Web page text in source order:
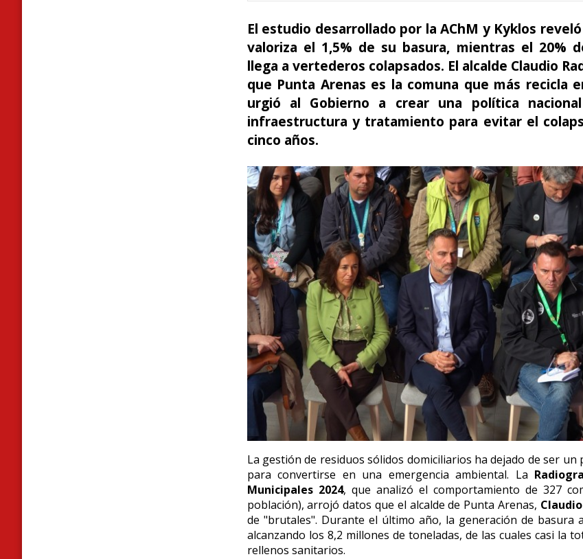
El estudio desarrollado por la AChM y Kyklos
valoriza el 1,5% de su basura, mientras el 20%
llega a vertederos colapsados. El alcalde Claudio
que Punta Arenas es la comuna que más recicla
urgió al Gobierno a crear una política
infraestructura y tratamiento para evitar el
cinco años.
La gestión de residuos sólidos domiciliarios ha dejado de ser un
para convertirse en una emergencia ambiental. La
Municipales 2024, que analizó el comportamiento de 327
población), arrojó datos que el alcalde de Punta Arenas,
de "brutales". Durante el último año, la generación de basura
alcanzando los 8,2 millones de toneladas, de las cuales casi la
rellenos sanitarios.